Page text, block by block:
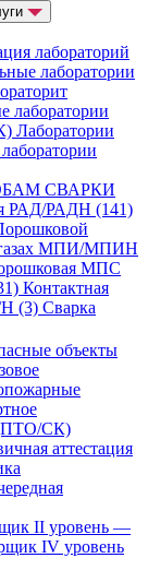
лабораторий
лаборатории
лаборатории
Лаборатории
СВАРКИ
РАД/РАДН (141)
МПИ/МПИН
МПС
Контактная
(3) Сварка
объекты
(ПТО/СК)
аттестация
II уровень —
IV уровень